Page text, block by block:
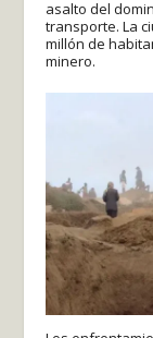
asalto del
transporte. La
millón de
minero.